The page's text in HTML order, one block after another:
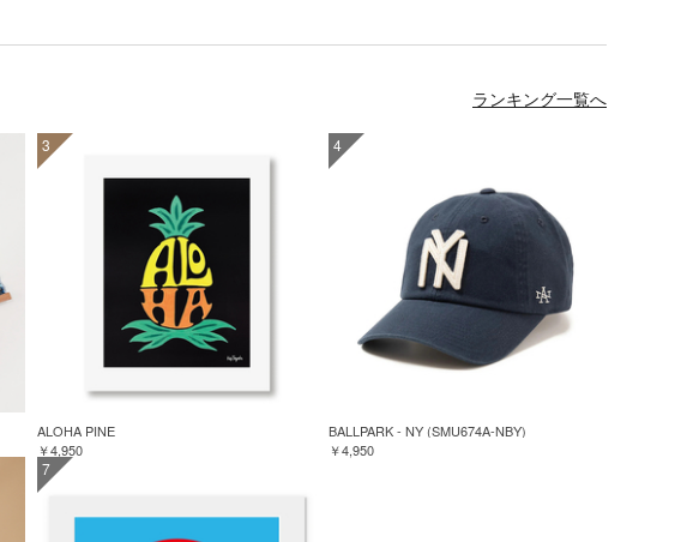
ランキング一覧へ
3
ALOHA PINE
￥4,950
4
BALLPARK - NY (SMU674A-NBY)
￥4,950
7